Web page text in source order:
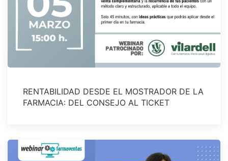
RENTABILIDAD DESDE EL MOSTRADOR DE LA
FARMACIA: DEL CONSEJO AL TICKET